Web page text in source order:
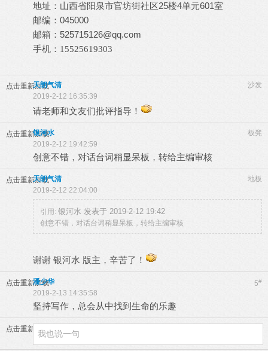
地址：山西省阳泉市官坊街社区25楼4单元601室
邮编：045000
邮箱： 525715126@qq.com
手机：15525619303
点击重新加载 沙发
天朗气清
2019-2-12 16:35:39
请老师和文友们批评指导！
点击重新加载 板凳
银河水
2019-2-12 19:42:59
创意不错，对话台词稍显呆板，转给主编审核
点击重新加载 地板
天朗气清
2019-2-12 22:04:00
引用: 银河水 发表于 2019-2-12 19:42
创意不错，对话台词稍显呆板，转给主编审核
谢谢 银河水 版主，辛苦了！
点击重新加载 5#
潘少华
2019-2-13 14:35:58
坚持写作，总会从中找到生命的乐趣
点击重新加载